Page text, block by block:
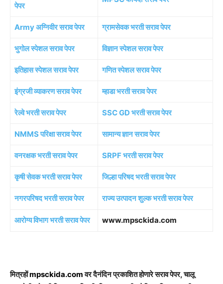
पेपर
Army अग्निवीर सराव पेपर ग्रामसेवक भरती सराव पेपर
भुगोल स्पेशल सराव पेपर विज्ञान स्पेशल सराव पेपर
इतिहास स्पेशल सराव पेपर गणित स्पेशल सराव पेपर
इंग्रजी व्याकरण सराव पेपर म्हाडा भरती सराव पेपर
रेल्वे भरती सराव पेपर SSC GD भरती सराव पेपर
NMMS परिक्षा सराव पेपर सामान्य ज्ञान सराव पेपर
वनरक्षक भरती सराव पेपर SRPF भरती सराव पेपर
कृषी सेवक भरती सराव पेपर जिल्हा परिषद भरती सराव पेपर
नगरपरिषद भरती सराव पेपर राज्य उत्पादन शुल्क भरती सराव पेपर
आरोग्य विभाग भरती सराव पेपर www.mpsckida.com
मित्रहोंmpsckida.comवर दैनंदिन प्रकाशित होणारे सराव पेपर, चालू